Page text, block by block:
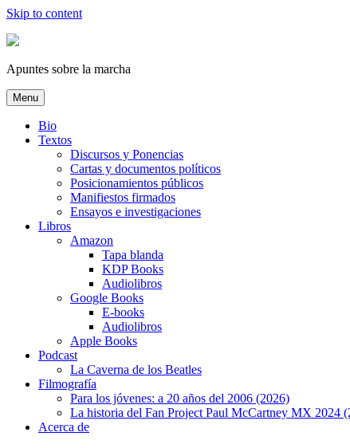
Skip to content
Apuntes sobre la marcha
Menu
Bio
Textos
Discursos y Ponencias
Cartas y documentos políticos
Posicionamientos públicos
Manifiestos firmados
Ensayos e investigaciones
Libros
Amazon
Tapa blanda
KDP Books
Audiolibros
Google Books
E-books
Audiolibros
Apple Books
Podcast
La Caverna de los Beatles
Filmografía
Para los jóvenes: a 20 años del 2006 (2026)
La historia del Fan Project Paul McCartney MX 2024
Acerca de